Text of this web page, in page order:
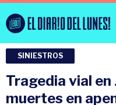
SINIESTROS
Tragedia vial en
muertes en